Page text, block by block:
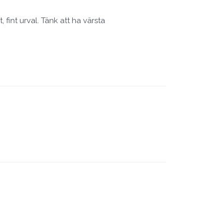
fint urval. Tänk att ha värsta